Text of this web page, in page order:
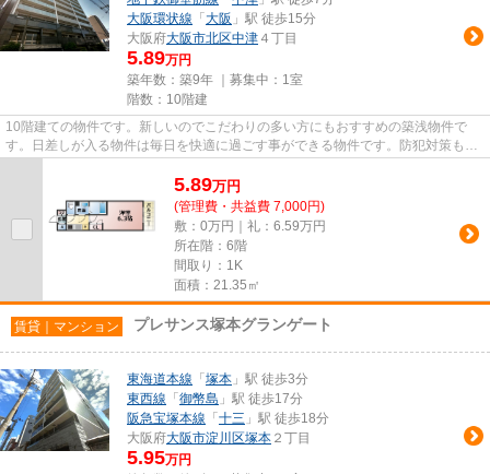
大阪環状線 「 大阪 」駅 徒歩15分
大阪府大阪市北区中津 ４丁目
5.89万円
築年数：築9年 ｜募集中： 1室
階数：10階建
10階建ての物件です。新しいのでこだわりの多い方にもおすすめの築浅物件で
す。日差しが入る物件は毎日を快適に過ごす事ができる物件です。防犯対策もバ
5.89万円
(管理費・共益費 7,000円)
敷：0万円｜礼：6.59万円
所在階：6階
間取り：1K
面積：21.35㎡
賃貸｜マンション プレサンス塚本グランゲート
東海道本線 「 塚本 」駅 徒歩3分
東西線 「 御幣島 」駅 徒歩17分
阪急宝塚本線 「 十三 」駅 徒歩18分
大阪府大阪市淀川区塚本 ２丁目
5.95万円